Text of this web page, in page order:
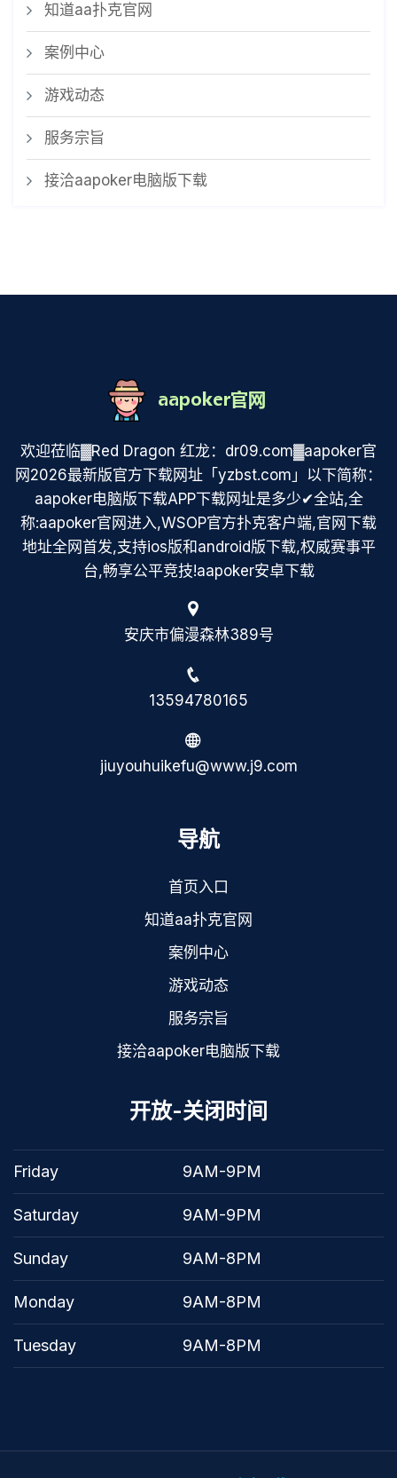
知道aa扑克官网
案例中心
游戏动态
服务宗旨
接洽aapoker电脑版下载
欢迎莅临▓Red Dragon 红龙：dr09.com▓aapoker官
网2026最新版官方下载网址「yzbst.com」以下简称：
aapoker电脑版下载APP下载网址是多少✔全站,全
称:aapoker官网进入,WSOP官方扑克客户端,官网下载
地址全网首发,支持ios版和android版下载,权威赛事平
台,畅享公平竞技!aapoker安卓下载
安庆市偏漫森林389号
13594780165
jiuyouhuikefu@www.j9.com
导航
首页入口
知道aa扑克官网
案例中心
游戏动态
服务宗旨
接洽aapoker电脑版下载
开放-关闭时间
Friday 9AM-9PM
Saturday 9AM-9PM
Sunday 9AM-8PM
Monday 9AM-8PM
Tuesday 9AM-8PM